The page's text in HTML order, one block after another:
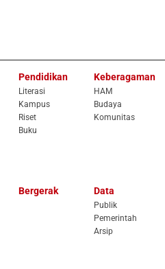
Pendidikan
Literasi
Kampus
Riset
Buku
Keberagaman
HAM
Budaya
Komunitas
Bergerak Data
Publik
Pemerintah
Arsip